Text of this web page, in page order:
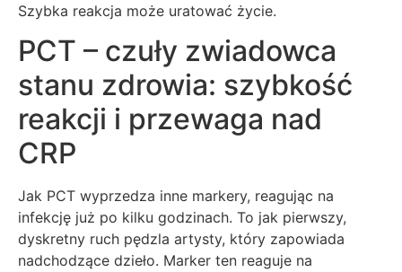
Szybka reakcja może uratować życie.
PCT – czuły zwiadowca
stanu zdrowia: szybkość
reakcji i przewaga nad
CRP
Jak PCT wyprzedza inne markery, reagując na
infekcję już po kilku godzinach. To jak pierwszy,
dyskretny ruch pędzla artysty, który zapowiada
nadchodzące dzieło. Marker ten reaguje na